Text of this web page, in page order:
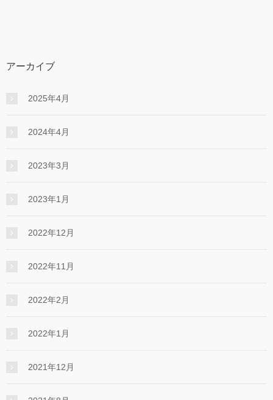
アーカイブ
2025年4月
2024年4月
2023年3月
2023年1月
2022年12月
2022年11月
2022年2月
2022年1月
2021年12月